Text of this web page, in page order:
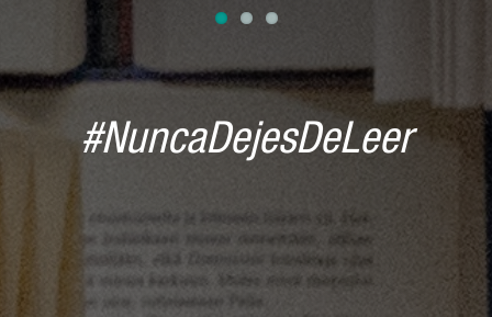
#NuncaDejesDeLeer